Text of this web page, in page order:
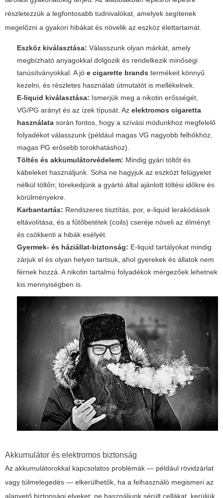
részletezzük a legfontosabb tudnivalókat, amelyek segítenek
megelőzni a gyakori hibákat és növelik az eszköz élettartamát.
Eszköz kiválasztása: Válasszunk olyan márkát, amely
megbízható anyagokkal dolgozik és rendelkezik minőségi
tanúsítványokkal. A jó e cigarette brands termékeit könnyű
kezelni, és részletes használati útmutatót is mellékelnek.
E-liquid kiválasztása: Ismerjük meg a nikotin erősségét,
VG/PG arányt és az ízek típusát. Az elektromos cigaretta
használata során fontos, hogy a szívási módunkhoz megfelelő
folyadékot válasszunk (például magas VG nagyobb felhőkhöz,
magas PG erősebb torokhatáshoz).
Töltés és akkumulátorvédelem: Mindig gyári töltőt és
kábeleket használjunk. Soha ne hagyjuk az eszközt felügyelet
nélkül töltőn; törekedjünk a gyártó által ajánlott töltési időkre és
körülményekre.
Karbantartás: Rendszeres tisztítás, por, e-liquid lerakódások
eltávolítása, és a fűtőbetétek (coils) cseréje növeli az élményt
és csökkenti a hibák esélyét.
Gyermek- és háziállat-biztonság: E-liquid tartályokat mindig
zárjuk el és olyan helyen tartsuk, ahol gyerekek és állatok nem
férnek hozzá. A nikotin tartalmú folyadékok mérgezőek lehetnek
kis mennyiségben is.
Akkumulátor és elektromos biztonság
Az akkumulátorokkal kapcsolatos problémák — például rövidzárlat
vagy túlmelegedés — elkerülhetők, ha a felhasználó megismeri az
alapvető biztonsági elveket: ne használjunk sérült cellákat, kerüljük